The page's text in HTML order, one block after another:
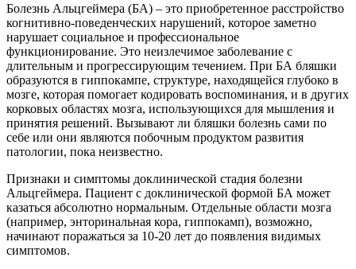
Болезнь Альцгеймера (БА) – это приобретенное расстройство
когнитивно-поведенческих нарушений, которое заметно
нарушает социальное и профессиональное
функционирование. Это неизлечимое заболевание с
длительным и прогрессирующим течением. При БА бляшки
образуются в гиппокампе, структуре, находящейся глубоко в
мозге, которая помогает кодировать воспоминания, и в других
корковых областях мозга, использующихся для мышления и
принятия решений. Вызывают ли бляшки болезнь сами по
себе или они являются побочным продуктом развития
патологии, пока неизвестно.
Признаки и симптомы доклинической стадия болезни
Альцгеймера. Пациент с доклинической формой БА может
казаться абсолютно нормальным. Отдельные области мозга
(например, энторинальная кора, гиппокамп), возможно,
начинают поражаться за 10-20 лет до появления видимых
симптомов.